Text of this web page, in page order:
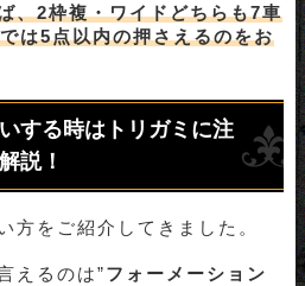
、2枠複・ワイドどちらも7車
は5点以内の押さえるのをお
する時はトリガミに注
説！
方をご紹介してきました。
えるのは”フォーメーション